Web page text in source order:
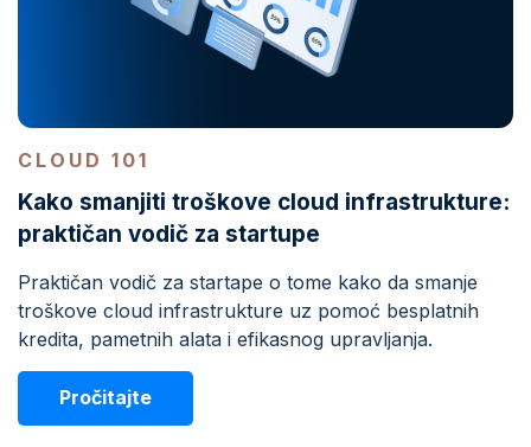
CLOUD 101
Kako smanjiti troškove cloud infrastrukture:
praktičan vodič za startupe
Praktičan vodič za startape o tome kako da smanje
troškove cloud infrastrukture uz pomoć besplatnih
kredita, pametnih alata i efikasnog upravljanja.
Pročitajte